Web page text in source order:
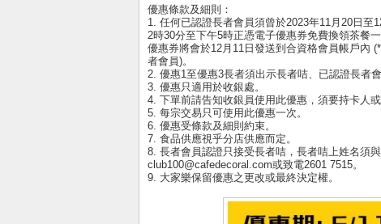
優惠條款及細則：
1. 任何已認證長者會員須曾於2023年11月20日
2時30分至下午5時正憑電子優惠券免費換領茶餐
優惠券將會於12月11日發送到合資格會員帳戶內
者會員)。
2. 優惠1至優惠3長者須出示長者咭、已認證長者
3. 優惠只適用於收銀處。
4. 下單前請告知收銀員使用此優惠，須要持卡人
5. 每宗交易只可使用此優惠一次。
6. 優惠受條款及細則約束。
7. 食品供應視乎分店供應而定。
8. 長者會員認證只接受長者咭，長者咭上姓名須
club100@cafedecoral.com或致電2601 7515。
9. 大家樂保留優惠之更改或最終決定權。